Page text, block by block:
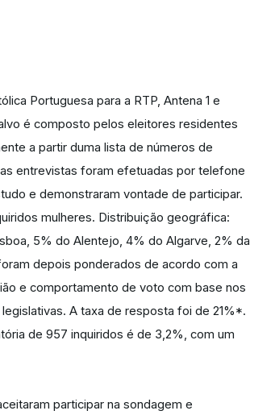
Portuguesa para a RTP, Antena 1 e
é composto pelos eleitores residentes
a partir duma lista de números de
entrevistas foram efetuadas por telefone
e demonstraram vontade de participar.
mulheres. Distribuição geográfica:
5% do Alentejo, 4% do Algarve, 2% da
depois ponderados de acordo com a
e comportamento de voto com base nos
A taxa de resposta foi de 21%*.
de 957 inquiridos é de 3,2%, com um
participar na sondagem e